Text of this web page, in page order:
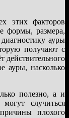
этих факторов
формы, размера,
ауры
получают с
действительного
ауры, насколько
полезно, а и
случиться
плохого